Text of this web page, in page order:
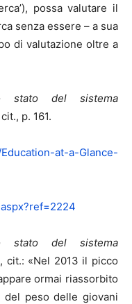
possa valutare il
senza essere – a sua
di valutazione oltre a
stato del sistema
p. 161.
at-a-Glance-
stato del sistema
, cit.: «Nel 2013 il picco
ormai riassorbito
peso delle giovani